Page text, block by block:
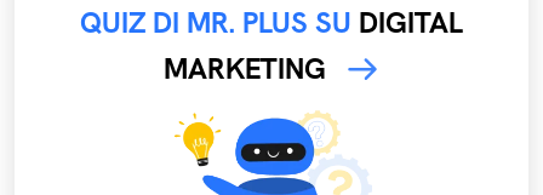
QUIZ DI MR. PLUS SU DIGITAL
MARKETING